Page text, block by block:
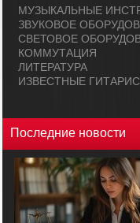
МУЗЫКАЛЬHЫЕ
ЗВУКОВОЕ
СВЕТОВОЕ
КОММУТАЦИЯ
ЛИТЕРАТУРА
ИЗВЕСТНЫЕ
Последние новости